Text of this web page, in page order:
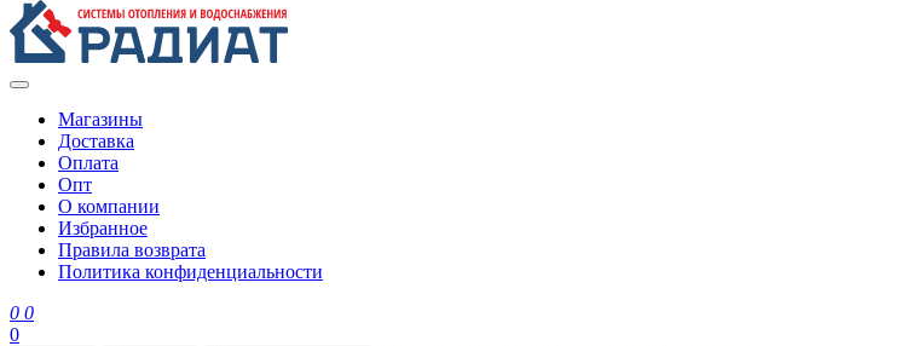
Магазины
Доставка
Оплата
Опт
О компании
Избранное
Правила возврата
Политика конфиденциальности
0 0
0